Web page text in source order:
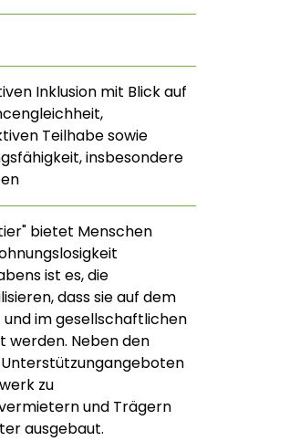
Inklusion mit Blick auf
Teilhabe sowie
insbesondere
bietet Menschen
ist es, die
dass sie auf dem
im gesellschaftlichen
werden. Neben den
zu
und Trägern
ausgebaut.